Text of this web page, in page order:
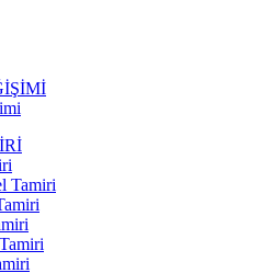
Tamiri